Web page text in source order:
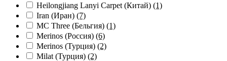
Heilongjiang Lanyi Carpet (Китай) (1)
Iran (Иран) (7)
MC Three (Бельгия) (1)
Merinos (Россия) (6)
Merinos (Турция) (2)
Milat (Турция) (2)